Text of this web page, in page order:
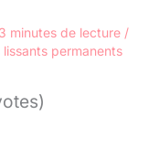
3 minutes de lecture /
permanents